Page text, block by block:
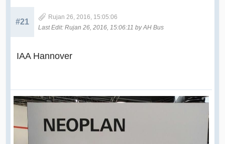
#21
Rujan 26, 2016, 15:05:06
Last Edit: Rujan 26, 2016, 15:06:11 by AH Bus
IAA Hannover